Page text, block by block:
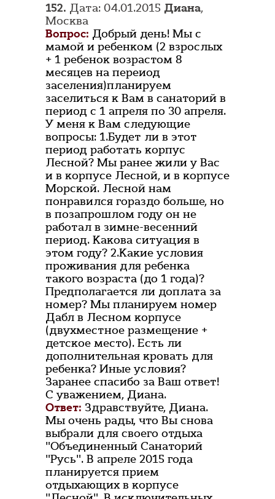
152. Дата: 04.01.2015 Диана,
Москва
Вопрос: Добрый день! Мы с
мамой и ребенком (2 взрослых
+ 1 ребенок возрастом 8
месяцев на переиод
заселения)планируем
заселиться к Вам в санаторий в
период с 1 апреля по 30 апреля.
У меня к Вам следующие
вопросы: 1.Будет ли в этот
период работать корпус
Лесной? Мы ранее жили у Вас
и в корпусе Лесной, и в корпусе
Морской. Лесной нам
понравился гораздо больше, но
в позапрошлом году он не
работал в зимне-весенний
период. Какова ситуация в
этом году? 2.Какие условия
проживания для ребенка
такого возраста (до 1 года)?
Предполагается ли доплата за
номер? Мы планируем номер
Дабл в Лесном корпусе
(двухместное размещение +
детское место). Есть ли
дополнительная кровать для
ребенка? Иные условия?
Заранее спасибо за Ваш ответ!
С уважением, Диана.
Ответ: Здравствуйте, Диана.
Мы очень рады, что Вы снова
выбрали для своего отдыха
"Объединенный Санаторий
"Русь". В апреле 2015 года
планируется прием
отдыхающих в корпусе